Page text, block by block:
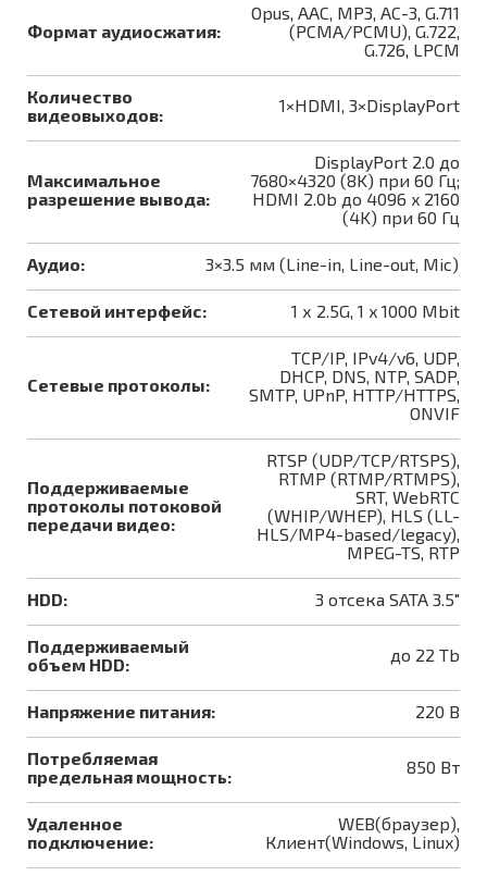
Формат аудиосжатия:
Opus, AAC, MP3, AC-3, G.711
(PCMA/PCMU), G.722,
G.726, LPCM
Количество
видеовыходов:
1×HDMI, 3×DisplayPort
Максимальное
разрешение вывода:
DisplayPort 2.0 до
7680×4320 (8K) при 60 Гц;
HDMI 2.0b до 4096 x 2160
(4K) при 60 Гц
Аудио: 3×3.5 мм (Line-in, Line-out, Mic)
Сетевой интерфейс: 1 х 2.5G, 1 x 1000 Mbit
Сетевые протоколы:
TCP/IP, IPv4/v6, UDP,
DHCP, DNS, NTP, SADP,
SMTP, UPnP, HTTP/HTTPS,
ONVIF
Поддерживаемые
протоколы потоковой
передачи видео:
RTSP (UDP/TCP/RTSPS),
RTMP (RTMP/RTMPS),
SRT, WebRTC
(WHIP/WHEP), HLS (LL-
HLS/MP4-based/legacy),
MPEG-TS, RTP
HDD: 3 отсека SATA 3.5"
Поддерживаемый
объем HDD:
до 22 Tb
Напряжение питания: 220 В
Потребляемая
предельная мощность:
850 Вт
Удаленное
подключение:
WEB(браузер),
Клиент(Windows, Linux)